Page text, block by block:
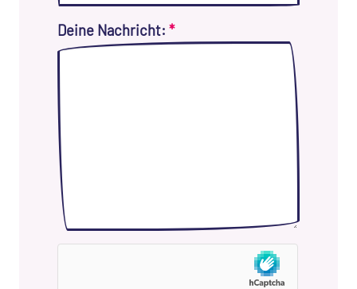
Deine Nachricht: *